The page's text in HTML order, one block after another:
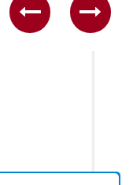
Previous
Next